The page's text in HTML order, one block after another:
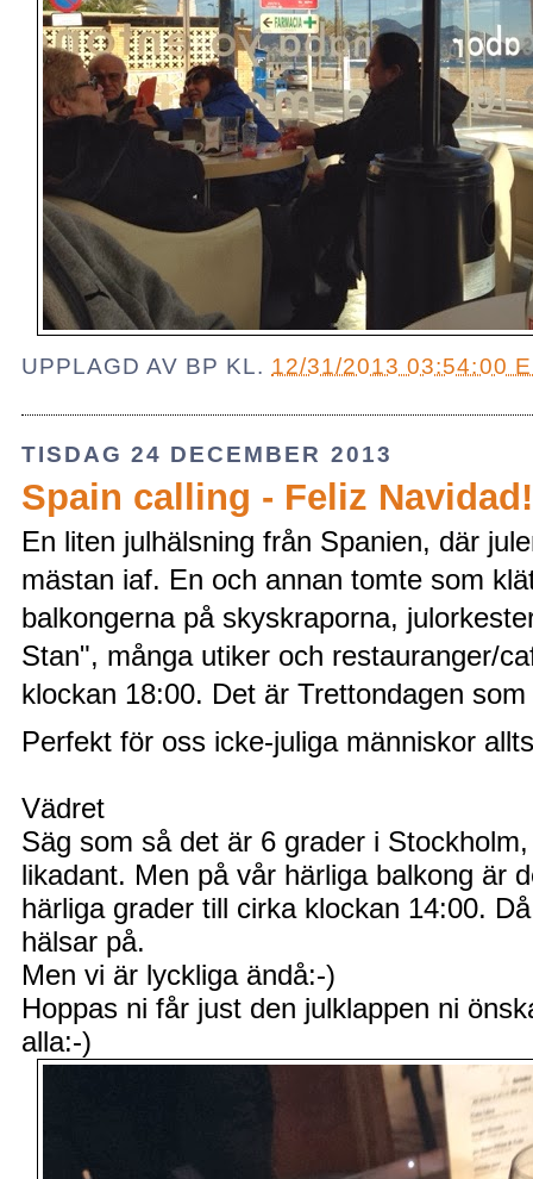
UPPLAGD AV BP KL. 12/31/2013 03:54:00
TISDAG 24 DECEMBER 2013
Spain calling - Feliz Navidad!
En liten julhälsning från Spanien, där
mästan iaf. En och annan tomte som
balkongerna på skyskraporna,
Stan", många utiker och restauranger/
klockan 18:00. Det är Trettondagen
Perfekt för oss icke-juliga människor
Vädret
Säg som så det är 6 grader i
likadant. Men på vår härliga balkong är
härliga grader till cirka klockan 14:00.
hälsar på.
Men vi är lyckliga ändå:-)
Hoppas ni får just den julklappen ni
alla:-)